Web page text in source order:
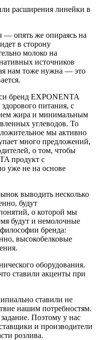
расширения линейки в
— опять же опираясь на
в сторону
молоко на
источников
нам тоже нужна — это
бренд EXPONENTA
питания, с
жира и минимальным
углеводов. То
мы активно
много предложений,
о том, чтобы
продукт с
уже не на основе
выводить несколько
будут
о которой мы
будут и немолочные
бренда:
высокобелковые
оборудования.
ставили акценты при
ставили не
нашим потребностям.
Поэтому у нас
и производители
розлива.